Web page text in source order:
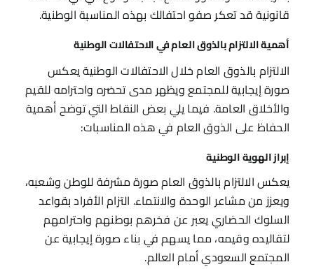
قانونية قد تعكر صفو احتفالك بهذه المناسبة الوطنية.
أهمية الالتزام بالذوق العام في الاحتفالات الوطنية
الالتزام بالذوق العام خلال الاحتفالات الوطنية يعكس
صورة إيجابية للمجتمع ويظهر مدى تحضره واحترامه للقيم
والأخلاق العامة. فيما يلي بعض النقاط التي توضح أهمية
الحفاظ على الذوق العام في هذه المناسبات:
إبراز الهوية الوطنية
يعكس الالتزام بالذوق العام صورة مشرفة للوطن وشعبه،
ويعزز من مشاعر الوحدة والانتماء. التزام الأفراد بقواعد
السلوك الحضاري يعبر عن فخرهم بوطنهم واحترامهم
لتقاليده وقيمه، مما يسهم في بناء صورة إيجابية عن
المجتمع السعودي أمام العالم.